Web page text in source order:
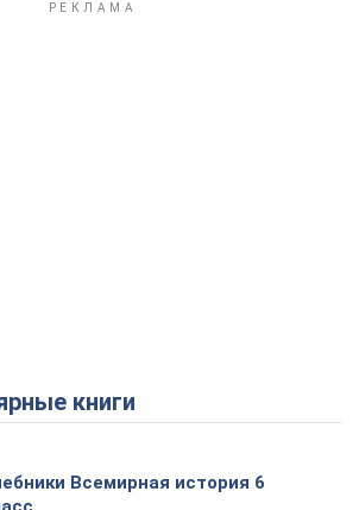
книги
Всемирная история 6